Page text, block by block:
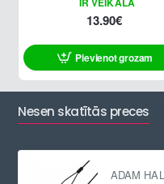
13.90€
Pievienot grozam
Nesen skatītās preces